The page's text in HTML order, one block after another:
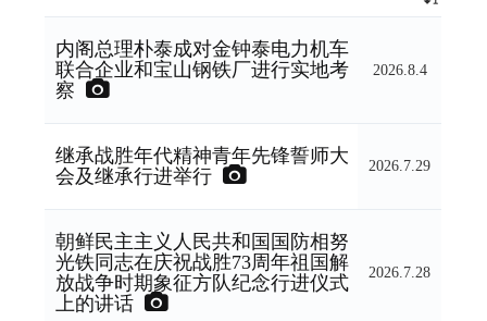
内阁总理朴泰成对金钟泰电力机车
联合企业和宝山钢铁厂进行实地考
察
2026.8.4
继承战胜年代精神青年先锋誓师大
会及继承行进举行
2026.7.29
朝鲜民主主义人民共和国国防相努
光铁同志在庆祝战胜73周年祖国解
放战争时期象征方队纪念行进仪式
上的讲话
2026.7.28